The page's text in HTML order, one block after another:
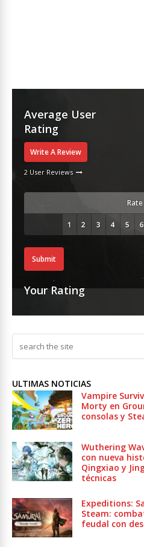
Average User
Rating
Write A Review
2 User Reviews
Rate
Submit
Your Rating
ULTIMAS NOTICIAS
Vampire
Morty en
consolas y
Wuthering
con nueva
Qingxiao y
técnicas
Expeditions:
Steam:
feudal con